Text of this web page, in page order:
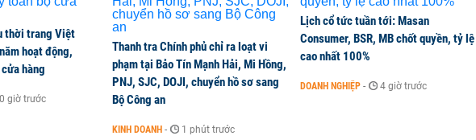
Store: Smartphone AI và thiết bị gập đang định hình xu hướng nâng cấp
dùng
THỊ TRƯỜNG 1 phút trước
gia quốc tế đánh giá tích cực về tiền đồng của Việt Nam
thời trang Việt
hoạt động,
hàng
giờ trước
Thanh tra Chính phủ chỉ ra loạt vi
phạm tại Bảo Tín Mạnh Hải, Mi Hồng,
PNJ, SJC, DOJI, chuyển hồ sơ sang
Bộ Công an
KINH DOANH - 1 phút trước
Lịch cổ tức tuần tới: Masan
Consumer, BSR, MB chốt quyền, tỷ lệ
cao nhất 100%
DOANH NGHIỆP - 4 giờ trước